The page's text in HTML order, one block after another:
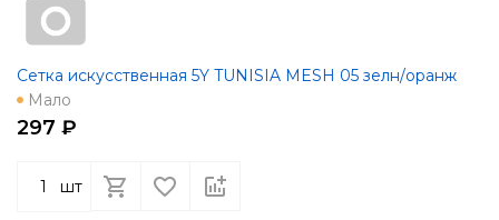
Сетка искусственная 5Y TUNISIA MESH 05 зелн/оранж
Мало
297 ₽
шт